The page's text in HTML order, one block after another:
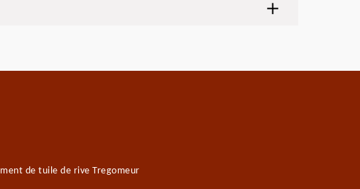
de tuile de rive Tregomeur